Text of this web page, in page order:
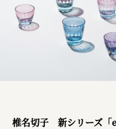
event
design
椎名切子 新シリーズ「